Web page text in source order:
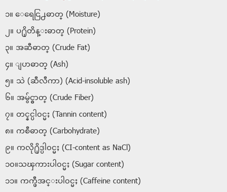
၁။ ေရေငြ႕ဓာတ္ (Moisture)
၂။ ပ႐ိုတိန္းဓာတ္ (Protein)
၃။ အဆီဓာတ္ (Crude Fat)
၄။ ျပာဓာတ္ (Ash)
၅။ သဲ (ဆီလီကာ) (Acid-insoluble ash)
၆။ အမွ်င္ဓာတ္ (Crude Fiber)
၇။ တင္နင္ပါ၀င္မႈ (Tannin content)
၈။ ကစီဓာတ္ (Carbohydrate)
၉။ ကလို႐ိုဒ္ပါ၀င္မႈ (CI-content as NaCl)
၁၀။သၾကားပါ၀င္မႈ (Sugar content)
၁၁။ ကက္ဖီအင္းပါ၀င္မႈ (Caffeine content)